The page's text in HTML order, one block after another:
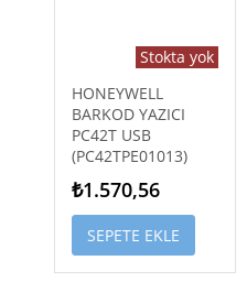
Stokta yok
HONEYWELL
BARKOD YAZICI
PC42T USB
(PC42TPE01013)
₺1.570,56
SEPETE EKLE